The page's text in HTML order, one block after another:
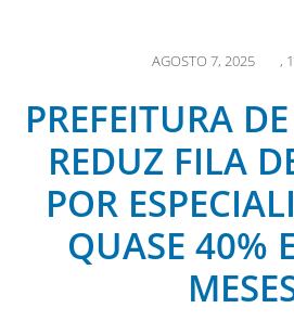
AGOSTO 7, 2025 ,
PREFEITURA
REDUZ FILA
POR
QUASE 40%